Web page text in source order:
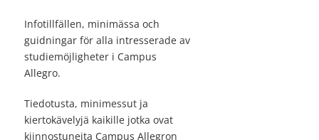
Infotillfällen, minimässa och
guidningar för alla intresserade av
studiemöjligheter i Campus
Allegro.
Tiedotusta, minimessut ja
kiertokävelyjä kaikille jotka ovat
kiinnostuneita Campus Allegron